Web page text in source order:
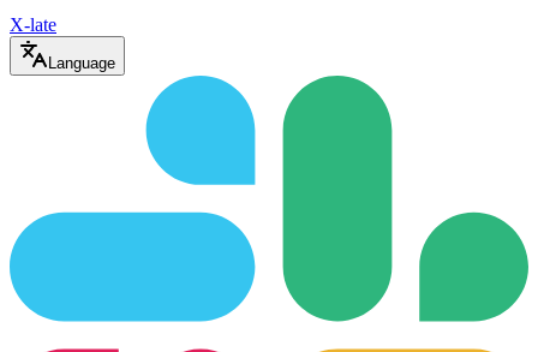
X-late
Language